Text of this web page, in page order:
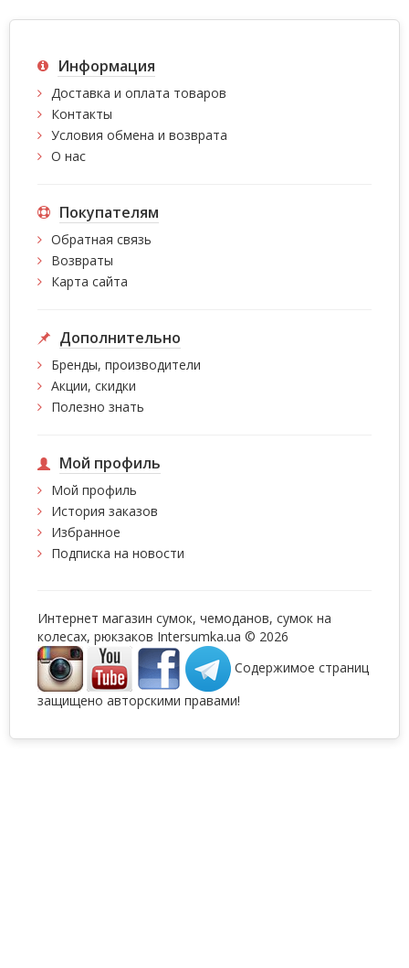
Информация
Доставка и оплата товаров
Контакты
Условия обмена и возврата
О нас
Покупателям
Обратная связь
Возвраты
Карта сайта
Дополнительно
Бренды, производители
Акции, скидки
Полезно знать
Мой профиль
Мой профиль
История заказов
Избранное
Подписка на новости
Интернет магазин сумок, чемоданов, сумок на
колесах, рюкзаков Intersumka.ua © 2026
Содержимое страниц
защищено авторскими правами!